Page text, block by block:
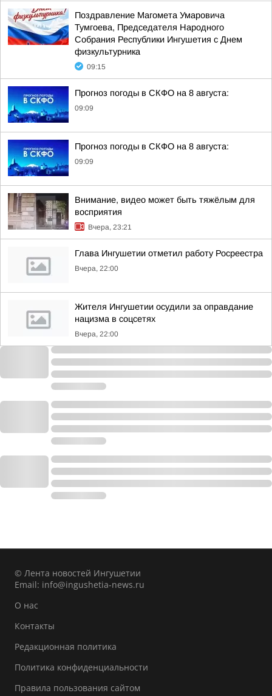
Поздравление Магомета Умаровича
Тумгоева, Председателя Народного
Собрания Республики Ингушетия с Днем
физкультурника
09:15
Прогноз погоды в СКФО на 8 августа:
09:09
Прогноз погоды в СКФО на 8 августа:
09:09
Внимание, видео может быть тяжёлым для
восприятия
Вчера, 23:21
Глава Ингушетии отметил работу Росреестра
Вчера, 22:00
Жителя Ингушетии осудили за оправдание
нацизма в соцсетях
Вчера, 22:00
© Лента новостей Ингушетии
Email: info@ingushetia-news.ru
О нас
Контакты
Редакционная политика
Политика конфиденциальности
Правила пользования сайтом